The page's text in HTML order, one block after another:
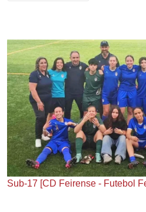
Sub-17 [CD Feirense - Futebol